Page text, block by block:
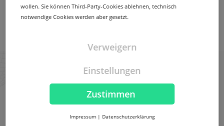
Unsere Partner schätzen
uns dafür.
wollen. Sie können Third-Party-Cookies ablehnen, technisch
notwendige Cookies werden aber gesetzt.
Zustimmen
Verweigern
Einstellungen
Impressum | Datenschutzerklärung